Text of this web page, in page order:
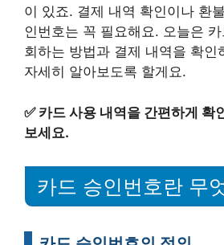
이 있죠. 결제 내역 확인이나 환
인번호는 꼭 필요해요. 오늘은
회하는 방법과 결제 내역을 확인
자세히 알아보도록 할게요.
✅ 카드 사용 내역을 간편하게 확
보세요.
카드 승인번호란 무